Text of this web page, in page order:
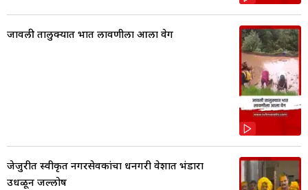
जावली तालुक्यात भात लावणीला आला वेग
जेजुरीत स्वीकृत नगरसेवकांचा धनगरी वेशात भंडारा
उधळून जल्लोष